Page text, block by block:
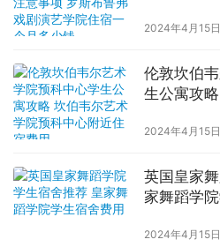
2024年4月15日
伦敦坎伯
生公寓攻
2024年4月15日
英国皇家
家舞蹈学
2024年4月15日